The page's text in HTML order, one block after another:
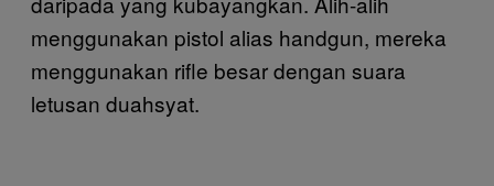
menggunakan pistol alias handgun, mereka
menggunakan rifle besar dengan suara
letusan duahsyat.